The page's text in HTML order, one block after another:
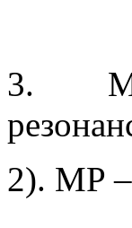
3.
2). MP